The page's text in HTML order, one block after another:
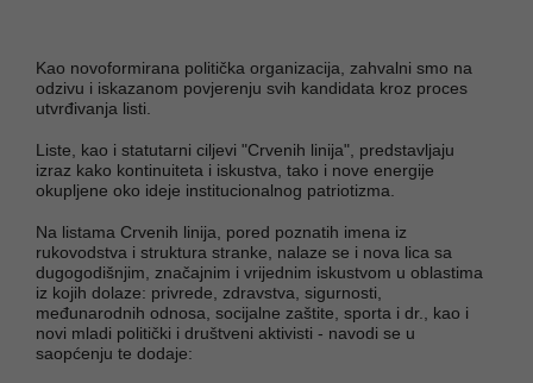
Kao novoformirana politička organizacija, zahvalni smo na
odzivu i iskazanom povjerenju svih kandidata kroz proces
utvrđivanja listi.
Liste, kao i statutarni ciljevi "Crvenih linija", predstavljaju
izraz kako kontinuiteta i iskustva, tako i nove energije
okupljene oko ideje institucionalnog patriotizma.
Na listama Crvenih linija, pored poznatih imena iz
rukovodstva i struktura stranke, nalaze se i nova lica sa
dugogodišnjim, značajnim i vrijednim iskustvom u oblastima
iz kojih dolaze: privrede, zdravstva, sigurnosti,
međunarodnih odnosa, socijalne zaštite, sporta i dr., kao i
novi mladi politički i društveni aktivisti - navodi se u
saopćenju te dodaje: